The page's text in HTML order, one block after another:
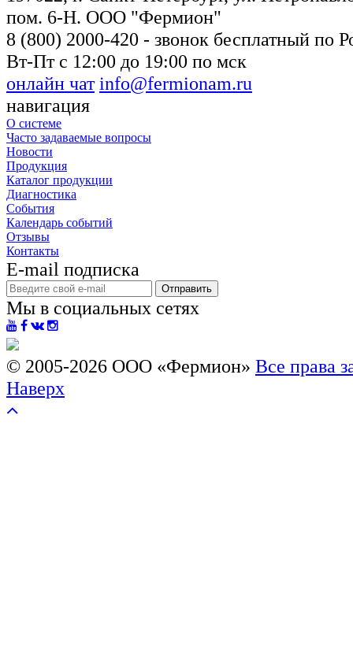
пом. 6-Н. ООО "Фермион"
8 (800) 2000-420 - звонок бесплатный по
Вт-Пт с 12:00 до 19:00 по мск
онлайн чат info@fermionam.ru
навигация
О системе
Часто задаваемые вопросы
Новости
Продукция
Каталог продукции
Диагностика
События
Календарь событий
Отзывы
Контакты
E-mail подписка
Отправить
Мы в социальных сетях
© 2005-2026 ООО «Фермион» Все права
Наверх